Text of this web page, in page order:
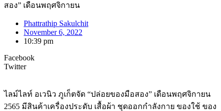
สอง” เดือนพฤศจิกายน
Phattrathip Sakulchit
November 6, 2022
10:39 pm
Facebook
Twitter
ไลม์ไลท์ อเวนิว ภูเก็ตจัด “ปล่อยของมือสอง” เดือนพฤศจิกายน
2565 มีสินค้าเครื่องประดับ เสื้อผ้า ชุดออกกำลังกาย ของใช้ ของ